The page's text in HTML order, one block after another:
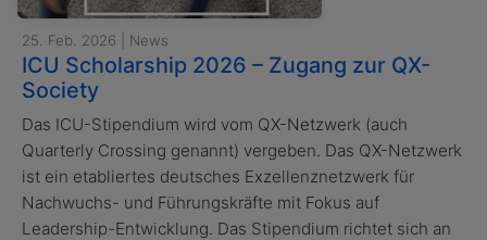
25. Feb. 2026 | News
ICU Scholarship 2026 – Zugang zur QX-
Society
Das ICU-Stipendium wird vom QX-Netzwerk (auch
Quarterly Crossing genannt) vergeben. Das QX-Netzwerk
ist ein etabliertes deutsches Exzellenznetzwerk für
Nachwuchs- und Führungskräfte mit Fokus auf
Leadership-Entwicklung. Das Stipendium richtet sich an